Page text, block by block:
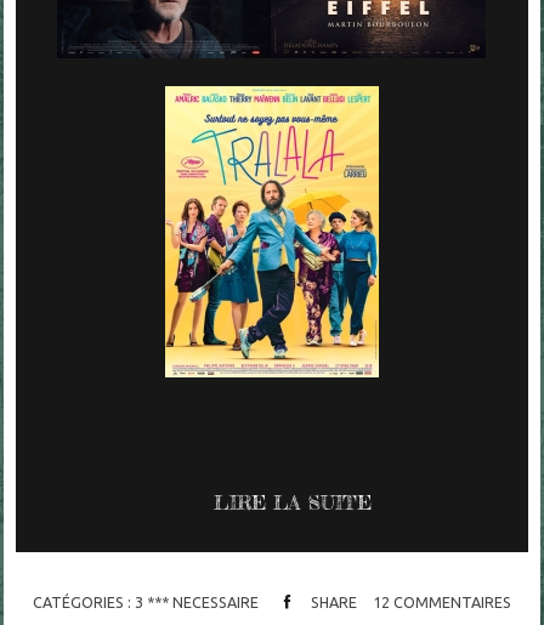
LIRE LA SUITE
CATÉGORIES : 3 *** NECESSAIRE SHARE 12 COMMENTAIRES